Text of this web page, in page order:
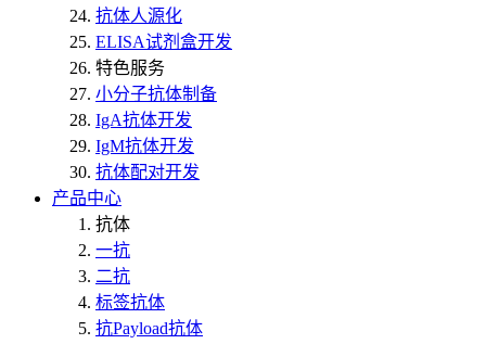
抗体人源化
ELISA试剂盒开发
特色服务
小分子抗体制备
IgA抗体开发
IgM抗体开发
抗体配对开发
产品中心
抗体
一抗
二抗
标签抗体
抗Payload抗体